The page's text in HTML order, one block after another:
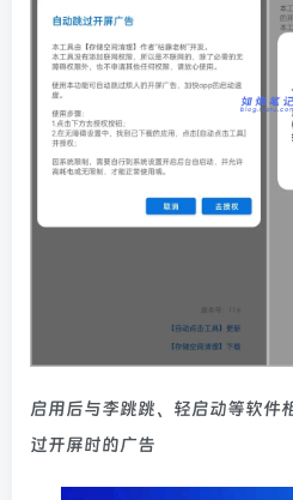
启用后与李跳跳、轻启动等软件
过开屏时的广告